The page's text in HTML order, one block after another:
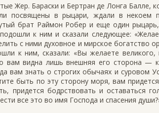
Жер. Бараски и Бертран де Лонга Балле,
посвящены в рыцари, ждали в некоем
брат Раймон Робер и еще один
к ним и сказали следующее:
с ними духовное и мирское богатство
к ним, сказали: «Вы желаете великого,
вам видна лишь внешняя его сторона —
вам знать о строгих обычаях и суровом
быть по эту сторону моря, вам
придется бодрствовать и оставаться
все это во имя Господа и спасения